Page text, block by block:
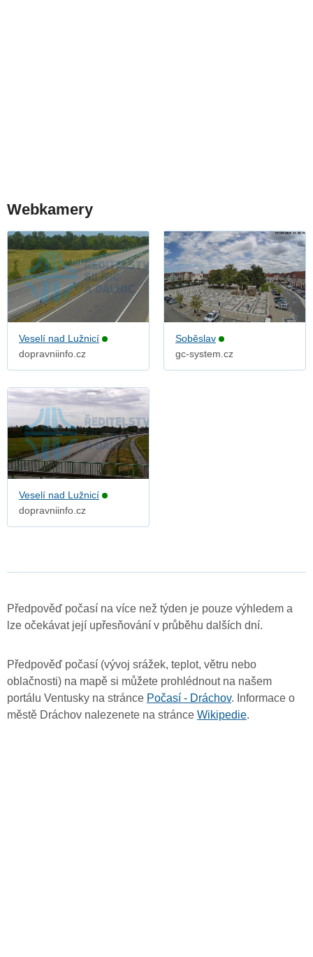
Webkamery
Veselí nad Lužnicí
dopravniinfo.cz
Soběslav
gc-system.cz
Veselí nad Lužnicí
dopravniinfo.cz
Předpověď počasí na více než týden je pouze výhledem a
lze očekávat její upřesňování v průběhu dalších dní.
Předpověď počasí (vývoj srážek, teplot, větru nebo
oblačnosti) na mapě si můžete prohlédnout na našem
portálu Ventusky na stránce Počasí - Dráchov. Informace o
městě Dráchov nalezenete na stránce Wikipedie.